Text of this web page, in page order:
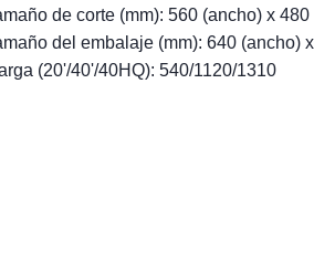
de corte (mm): 560 (ancho) x
del embalaje (mm): 640 (ancho)
(20'/40'/40HQ): 540/1120/1310